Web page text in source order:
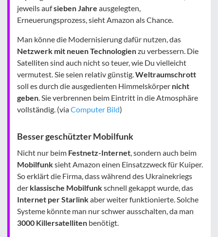
jeweils aufsieben Jahre ausgelegten,
Erneuerungsprozess, sieht Amazon als Chance.
Man könne die Modernisierung dafür nutzen, das
Netzwerk mit neuen Technologienzu verbessern. Die
Satelliten sind auch nicht so teuer, wie Du vielleicht
vermutest. Sie seien relativ günstig.Weltraumschrott
soll es durch die ausgedienten Himmelskörper nicht
geben. Sie verbrennen beim Eintritt in die Atmosphäre
vollständig. (viaComputer Bild)
Besser geschützter Mobilfunk
Nicht nur beim Festnetz-Internet, sondern auch beim
Mobilfunksieht Amazon einen Einsatzzweck für Kuiper.
So erklärt die Firma, dass während des Ukrainekriegs
der klassische Mobilfunkschnell gekappt wurde, das
Internet per Starlinkaber weiter funktionierte. Solche
Systeme könnte man nur schwer ausschalten, da man
3000 Killersatelliten benötigt.